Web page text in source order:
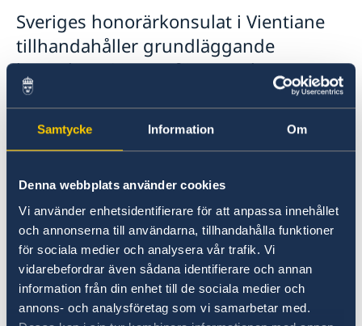
Samtycke Information Om
Denna webbplats använder cookies
Vi använder enhetsidentifierare för att anpassa innehållet
och annonserna till användarna, tillhandahålla funktioner
för sociala medier och analysera vår trafik. Vi
vidarebefordrar även sådana identifierare och annan
information från din enhet till de sociala medier och
annons- och analysföretag som vi samarbetar med.
Konsulär service till svenskar utomlands
Om du blir sjuk eller skadar dig utomlands
Larmcentraler
Frihetsberövad i utlandet
Bosatt utomlands
Dödsfall utomlands
Efterlevandepension
Advokatlista
Gifta sig utomlands
Reseinformation Laos
Aktuella händelser
Allmänna säkerhetsläget
Terrorism
Naturförhållanden och katastrofer
In- och utresebestämmelser
Hälso- och sjukvård
Kriminalitet och personlig säkerhet
Försäkringsskydd
Resa i landet
Bli en barnsäker resenär!
Passverksamhet i Laos
Samordningsnummer Laos
Sveriges honorärkonsulat i Vientiane
tillhandahåller grundläggande
konsulära tjänster för svenska
medborgare. Ambassaden i Bangkok
konsulära verksamheten.
honorärkonsulatet hittar du lägre ner
på sidan.
Generella frågor om hjälp
utomlands